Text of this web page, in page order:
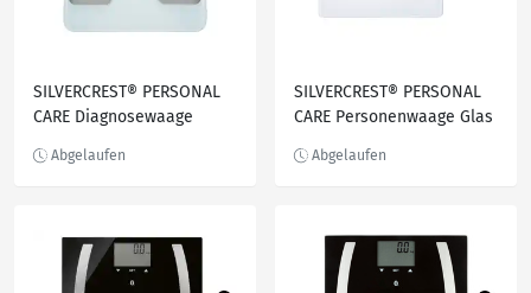
SILVERCREST® PERSONAL
CARE Diagnosewaage
SILVERCREST® PERSONAL
CARE Personenwaage Glas